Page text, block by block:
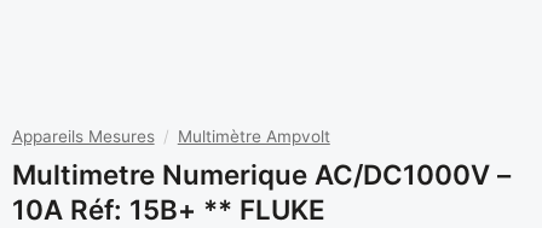
Appareils Mesures / Multimètre Ampvolt
Multimetre Numerique AC/DC1000V –
10A Réf: 15B+ ** FLUKE